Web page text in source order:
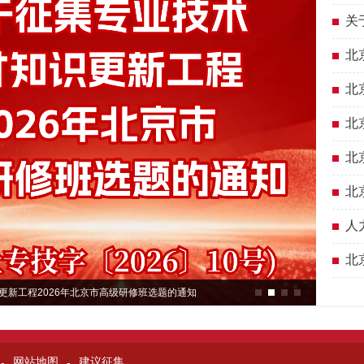
新工程2026年北京市高级研修班选题的通知
术
关
班
北
新
北
的
北
新
北
师
北
项
人
术
北